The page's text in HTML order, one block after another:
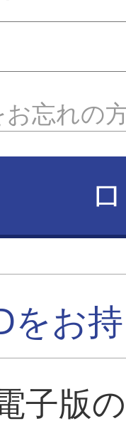
忘れの
をお
子版